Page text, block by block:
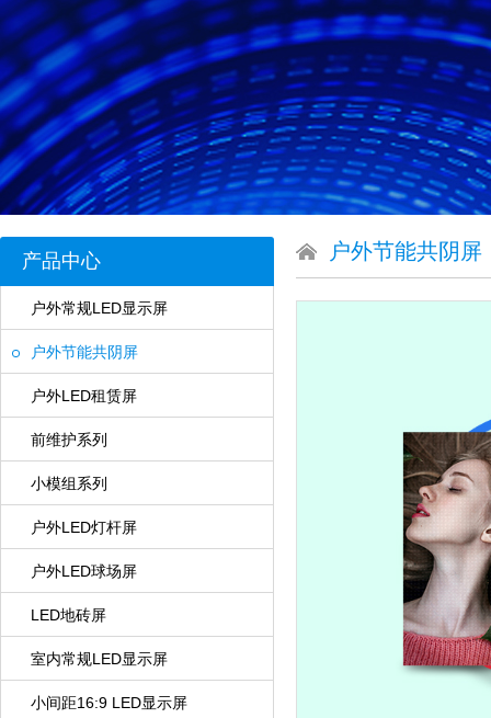
产品中心
户外常规LED显示屏
户外节能共阴屏
户外LED租赁屏
前维护系列
小模组系列
户外LED灯杆屏
户外LED球场屏
LED地砖屏
室内常规LED显示屏
小间距16:9 LED显示屏
户外节能共阴屏